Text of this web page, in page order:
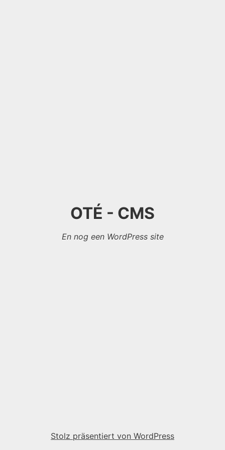
OTÉ - CMS
En nog een WordPress site
Stolz präsentiert von WordPress